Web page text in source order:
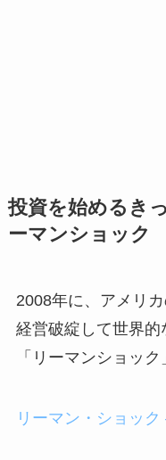
投資を始めるき
ーマンショック
2008年に、アメリ
経営破綻して世界
「リーマンショック
リーマン・ショッ